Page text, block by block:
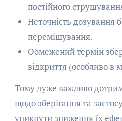
постійного
Неточність дозування
перемішування.
Обмежений термін
відкриття (особливо в
Тому дуже важливо
щодо зберігання та
уникнути зниження їх